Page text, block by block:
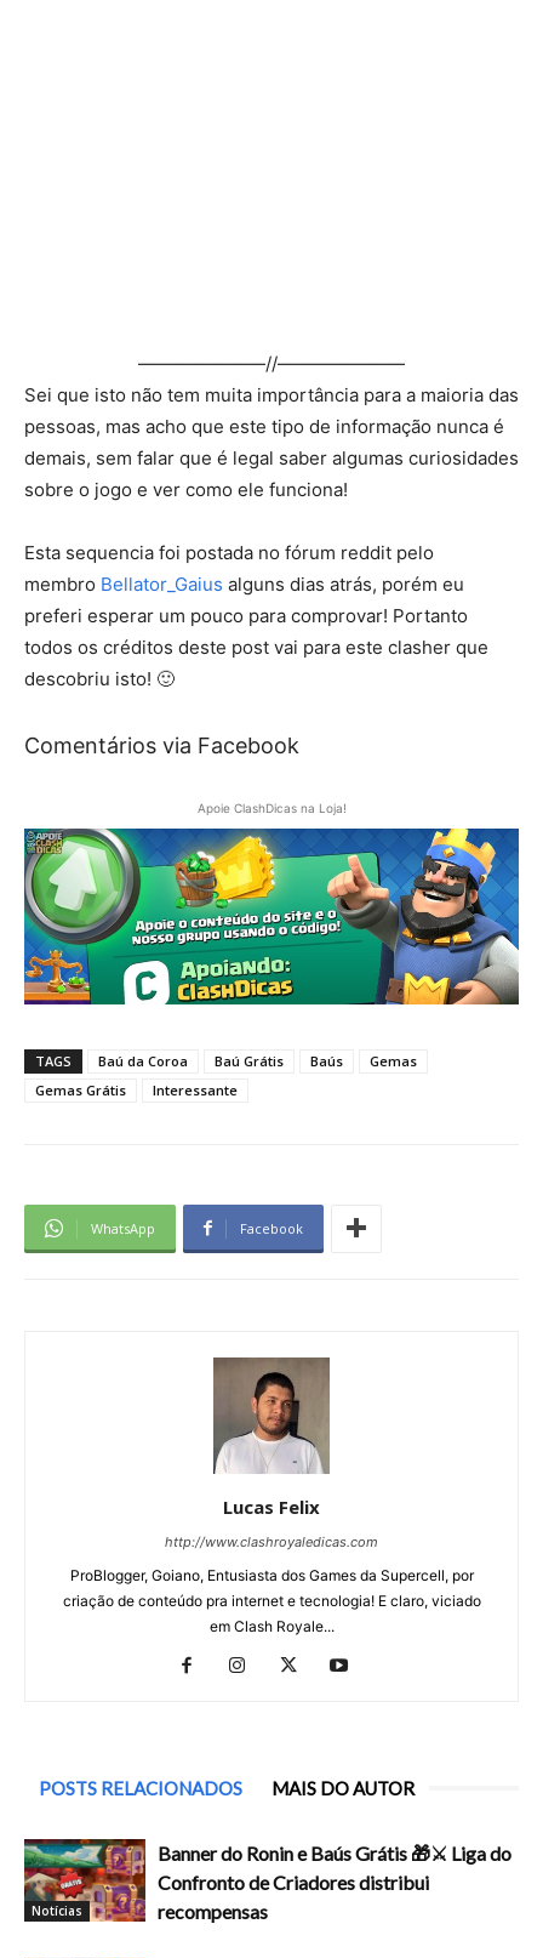
———————//———————
Sei que isto não tem muita importância para a maioria das
pessoas, mas acho que este tipo de informação nunca é
demais, sem falar que é legal saber algumas curiosidades
sobre o jogo e ver como ele funciona!
Esta sequencia foi postada no fórum reddit pelo
membro Bellator_Gaius alguns dias atrás, porém eu
preferi esperar um pouco para comprovar! Portanto
todos os créditos deste post vai para este clasher que
descobriu isto! 🙂
Comentários via Facebook
Apoie ClashDicas na Loja!
TAGS Baú da Coroa Baú Grátis Baús
Gemas
Gemas Grátis
Interessante
WhatsApp Facebook
Lucas Felix
http://www.clashroyaledicas.com
ProBlogger, Goiano, Entusiasta dos Games da Supercell, por
criação de conteúdo pra internet e tecnologia! E claro, viciado
em Clash Royale...
POSTS RELACIONADOS MAIS DO AUTOR
Notícias
Banner do Ronin e Baús Grátis 🎁⚔️ Liga do
Confronto de Criadores distribui
recompensas